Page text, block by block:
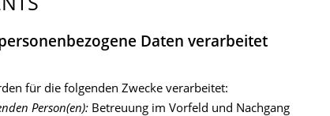
Daten verarbeitet
für die folgenden Zwecke verarbeitet:
Person(en): Betreuung im Vorfeld und Nachgang